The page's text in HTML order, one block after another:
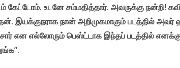
கேட்டோம். உடனே சம்மதித்தார். அவருக்கு நன்றி!
இயக்குநராக நான் அறிமுகமாகும் படத்தில்
சார் என எல்லோரும் பெஸ்ட்டாக இந்தப் படத்தில்